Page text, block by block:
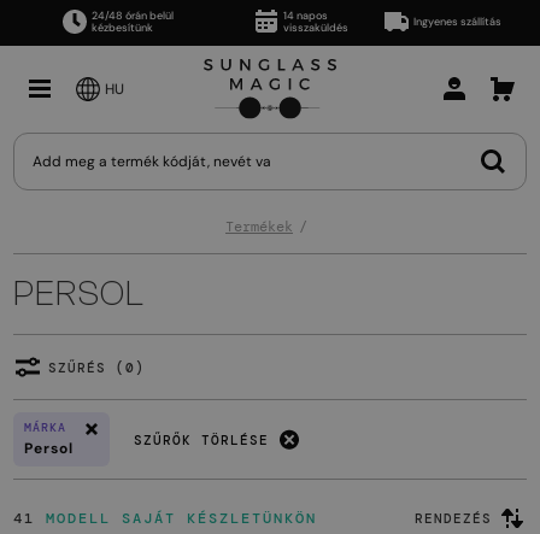
24/48 órán belül
kézbesítünk
14 napos
visszaküldés
Ingyenes szállítás
HU
Termékek
PERSOL
SZŰRÉS (0)
MÁRKA
Persol SZŰRŐK TÖRLÉSE
41 MODELL SAJÁT KÉSZLETÜNKÖN RENDEZÉS